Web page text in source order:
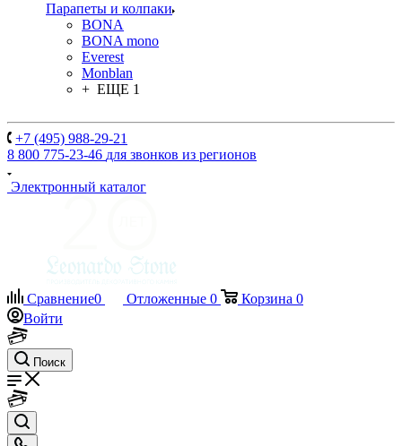
Парапеты и колпаки
BONA
BONA mono
Everest
Monblan
+ ЕЩЕ 1
+7 (495) 988-29-21
8 800 775-23-46 для звонков из регионов
Электронный каталог
Сравнение0 Отложенные 0 Корзина 0
Войти
Поиск